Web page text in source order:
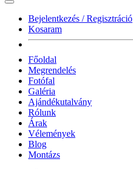
Bejelentkezés / Regisztráció
Kosaram
Főoldal
Megrendelés
Fotófal
Galéria
Ajándékutalvány
Rólunk
Árak
Vélemények
Blog
Montázs